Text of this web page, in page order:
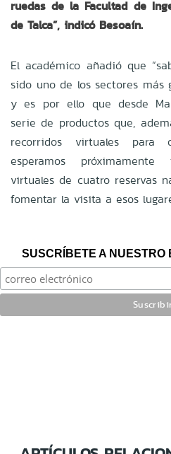
ruedas de la Facultad de
de Talca”, indicó Besoaín.
El académico añadió que
sido uno de los sectores más
y es por ello que desde
serie de productos que,
recorridos virtuales para
esperamos
virtuales de cuatro reservas
fomentar la visita a esos
SUSCRÍBETE A NUESTRO